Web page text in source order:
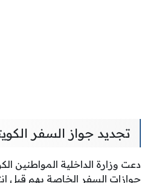
تجديد جواز السفر
دعت وزارة الداخلية المواطنين
جوازات السفر الخاصة بهم قبل